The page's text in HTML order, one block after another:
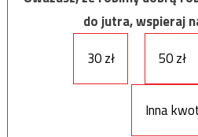
do jutra, wspieraj
30 zł
50 zł
Inna